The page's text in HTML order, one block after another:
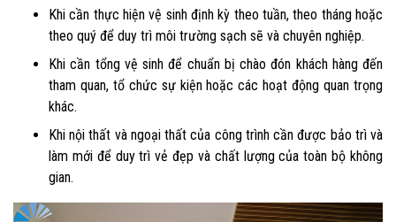
Khi cần thực hiện vệ sinh định kỳ theo tuần, theo tháng hoặc
theo quý để duy trì môi trường sạch sẽ và chuyên nghiệp.
Khi cần tổng vệ sinh để chuẩn bị chào đón khách hàng đến
tham quan, tổ chức sự kiện hoặc các hoạt động quan trọng
khác.
Khi nội thất và ngoại thất của công trình cần được bảo trì và
làm mới để duy trì vẻ đẹp và chất lượng của toàn bộ không
gian.